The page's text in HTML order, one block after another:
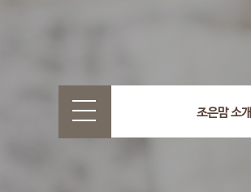
조은맘 소개